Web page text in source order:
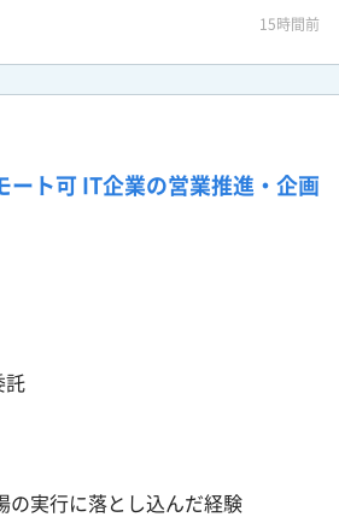
15時間前
ート可 IT企業の営業推進・企画
託
の実行に落とし込んだ経験